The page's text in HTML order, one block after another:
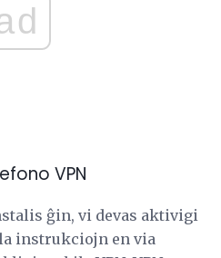
VPN
ĝin, vi devas aktivigi
instrukciojn en via